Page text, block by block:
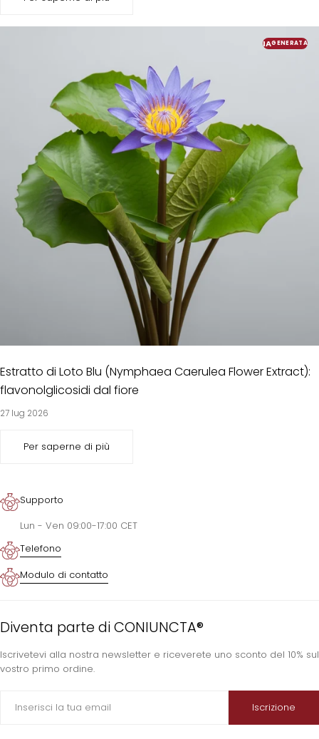
IAGENERATA
Estratto di Loto Blu (Nymphaea Caerulea Flower Extract):
flavonolglicosidi dal fiore
27 lug 2026
Per saperne di più
Supporto
Lun - Ven 09:00-17:00 CET
Telefono
Modulo di contatto
Diventa parte di CONIUNCTA®
Iscrivetevi alla nostra newsletter e riceverete uno sconto del 10% sul
vostro primo ordine.
mail
Iscrizione